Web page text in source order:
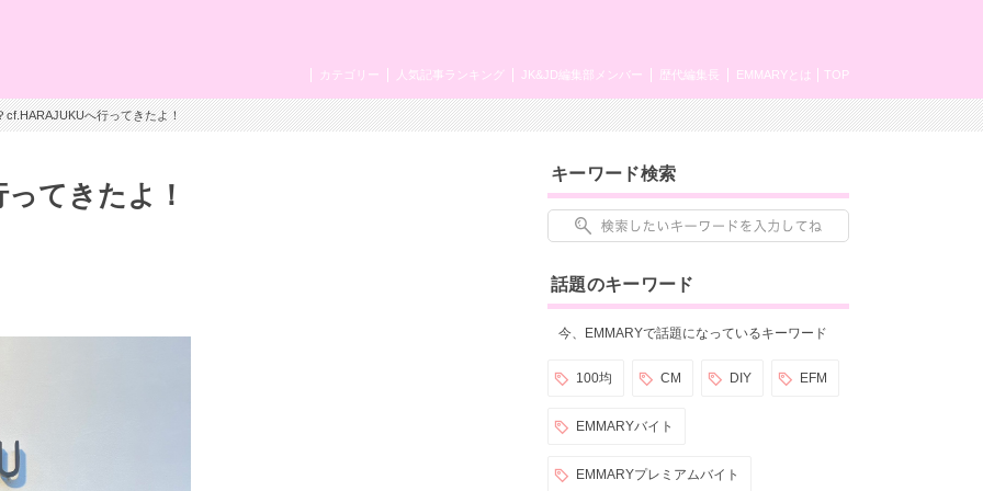
TOP
EMMARYとは
歴代編集長
JK&JD編集部メンバー
人気記事ランキング
カテゴリー
へ行ってきたよ！
てきたよ！
キーワード検索
話題のキーワード
今、EMMARYで話題になっているキーワード
100均 CM DIY EFM
EMMARYバイト
EMMARYプレミアムバイト